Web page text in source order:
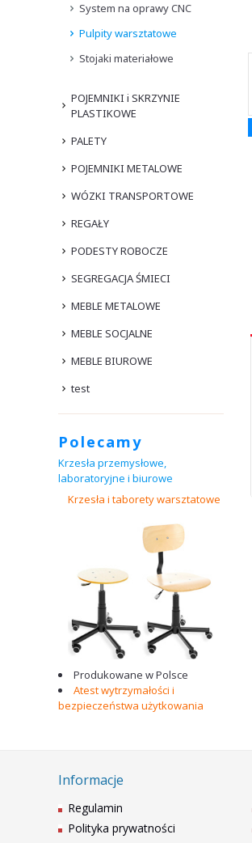
System na oprawy CNC
Pulpity warsztatowe
Stojaki materiałowe
POJEMNIKI i SKRZYNIE
PLASTIKOWE
PALETY
POJEMNIKI METALOWE
WÓZKI TRANSPORTOWE
REGAŁY
PODESTY ROBOCZE
SEGREGACJA ŚMIECI
MEBLE METALOWE
MEBLE SOCJALNE
MEBLE BIUROWE
test
Polecamy
Krzesła przemysłowe,
laboratoryjne i biurowe
Krzesła i taborety warsztatowe
Produkowane w Polsce
Atest wytrzymałości i
bezpieczeństwa użytkowania
Informacje
Regulamin
Polityka prywatności